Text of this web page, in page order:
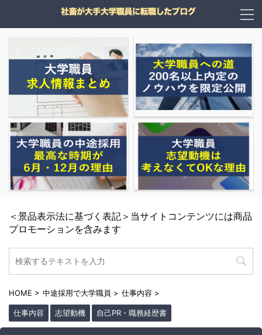
＜景品表示法に基づく表記＞当サイトコンテンツには商品
プロモーションを含みます
HOME > 中途採用で大学職員 > 仕事内容 >
仕事内容 志望動機 自己PR・職務経歴書